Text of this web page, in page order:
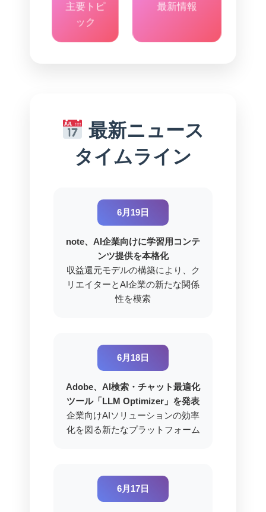
主要トピ
ック
最新情報
最新ニュース
タイムライン
6月19日
note、AI企業向けに学習用コンテ
ンツ提供を本格化
収益還元モデルの構築により、ク
リエイターとAI企業の新たな関係
性を模索
6月18日
Adobe、AI検索・チャット最適化
ツール「LLM Optimizer」を発表
企業向けAIソリューションの効率
化を図る新たなプラットフォーム
6月17日